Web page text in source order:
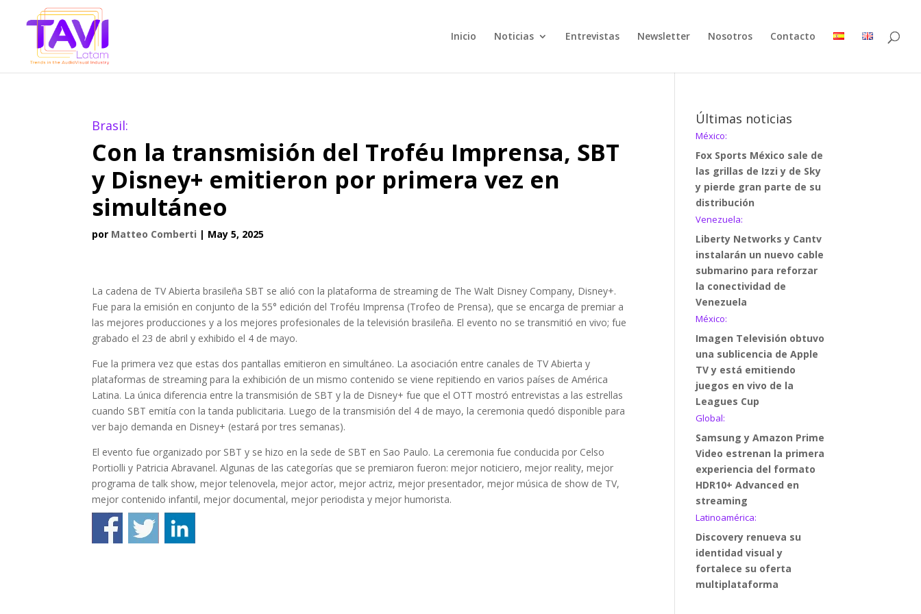
Inicio Noticias Entrevistas Newsletter Nosotros Contacto
Brasil:
Con la transmisión del Troféu Imprensa, SBT
y Disney+ emitieron por primera vez en
simultáneo
por Matteo Comberti | May 5, 2025
La cadena de TV Abierta brasileña SBT se alió con la plataforma de streaming de The Walt Disney Company, Disney+.
Fue para la emisión en conjunto de la 55° edición del Troféu Imprensa (Trofeo de Prensa), que se encarga de premiar a
las mejores producciones y a los mejores profesionales de la televisión brasileña. El evento no se transmitió en vivo; fue
grabado el 23 de abril y exhibido el 4 de mayo.
Fue la primera vez que estas dos pantallas emitieron en simultáneo. La asociación entre canales de TV Abierta y
plataformas de streaming para la exhibición de un mismo contenido se viene repitiendo en varios países de América
Latina. La única diferencia entre la transmisión de SBT y la de Disney+ fue que el OTT mostró entrevistas a las estrellas
cuando SBT emitía con la tanda publicitaria. Luego de la transmisión del 4 de mayo, la ceremonia quedó disponible para
ver bajo demanda en Disney+ (estará por tres semanas).
El evento fue organizado por SBT y se hizo en la sede de SBT en Sao Paulo. La ceremonia fue conducida por Celso
Portiolli y Patricia Abravanel. Algunas de las categorías que se premiaron fueron: mejor noticiero, mejor reality, mejor
programa de talk show, mejor telenovela, mejor actor, mejor actriz, mejor presentador, mejor música de show de TV,
mejor contenido infantil, mejor documental, mejor periodista y mejor humorista.
Últimas noticias
México:
Fox Sports México sale de
las grillas de Izzi y de Sky
y pierde gran parte de su
distribución
Venezuela:
Liberty Networks y Cantv
instalarán un nuevo cable
submarino para reforzar
la conectividad de
Venezuela
México:
Imagen Televisión obtuvo
una sublicencia de Apple
TV y está emitiendo
juegos en vivo de la
Leagues Cup
Global:
Samsung y Amazon Prime
Video estrenan la primera
experiencia del formato
HDR10+ Advanced en
streaming
Latinoamérica:
Discovery renueva su
identidad visual y
fortalece su oferta
multiplataforma